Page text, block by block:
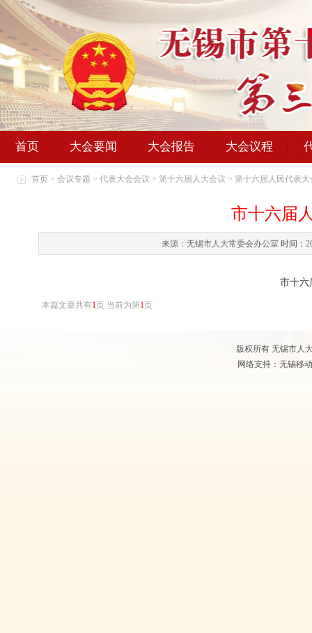
首页 大会要闻 大会报告 大会议程
首页 > 会议专题 > 代表大会会议 > 第十六届人大会议 > 第十六届人民代表
市十六届
来源：无锡市人大常委会办公室 时间：
市十六
本篇文章共有1页 当前为第1页
版权所有 无锡市人
网络支持：无锡移